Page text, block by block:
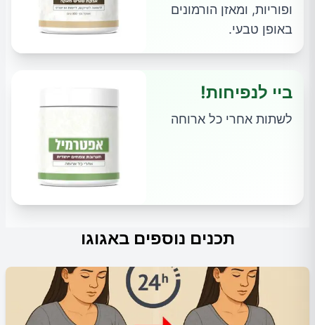
ופוריות, ומאזן הורמונים
באופן טבעי.
ביי לנפיחות!
לשתות אחרי כל ארוחה
תכנים נוספים באגוגו